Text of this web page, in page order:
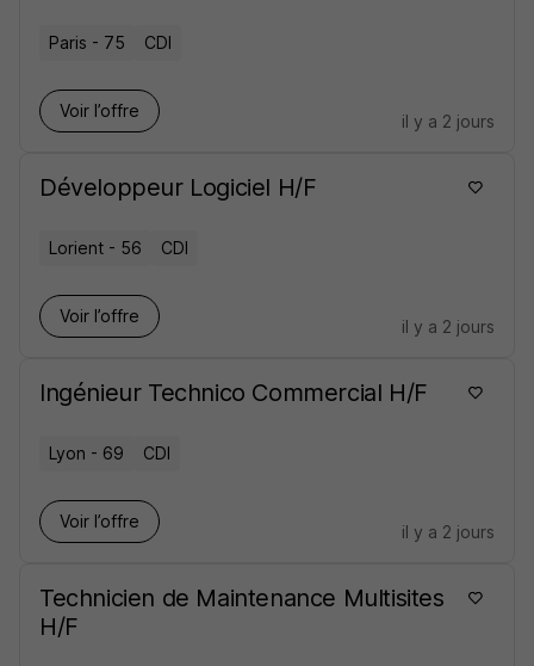
Paris - 75 CDI
Voir l’offre
il y a 2 jours
Développeur Logiciel H/F
Lorient - 56 CDI
Voir l’offre
il y a 2 jours
Ingénieur Technico Commercial H/F
Lyon - 69 CDI
Voir l’offre
il y a 2 jours
Technicien de Maintenance Multisites
H/F